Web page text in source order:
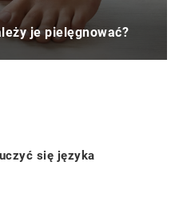
je pielęgnować?
się języka